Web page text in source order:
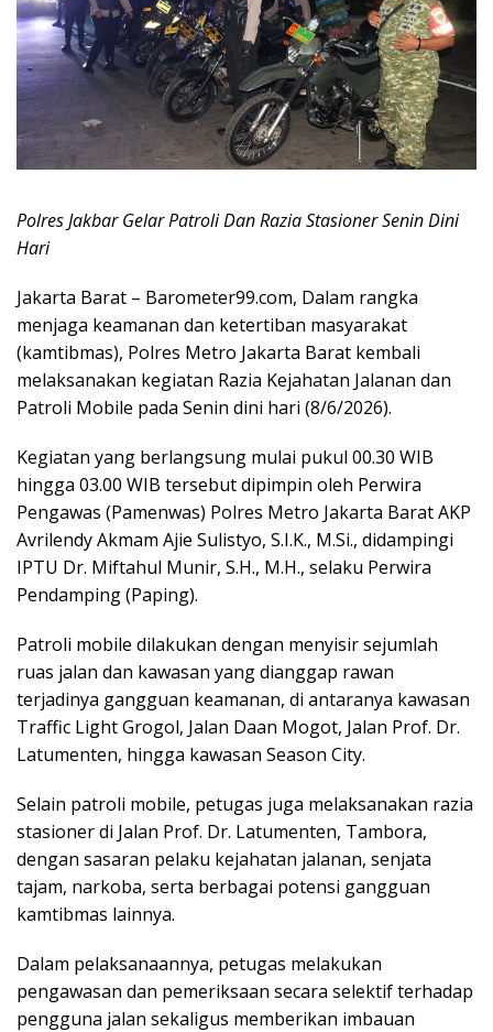
Polres Jakbar Gelar Patroli Dan Razia Stasioner Senin Dini
Hari
Jakarta Barat – Barometer99.com, Dalam rangka
menjaga keamanan dan ketertiban masyarakat
(kamtibmas), Polres Metro Jakarta Barat kembali
melaksanakan kegiatan Razia Kejahatan Jalanan dan
Patroli Mobile pada Senin dini hari (8/6/2026).
Kegiatan yang berlangsung mulai pukul 00.30 WIB
hingga 03.00 WIB tersebut dipimpin oleh Perwira
Pengawas (Pamenwas) Polres Metro Jakarta Barat AKP
Avrilendy Akmam Ajie Sulistyo, S.I.K., M.Si., didampingi
IPTU Dr. Miftahul Munir, S.H., M.H., selaku Perwira
Pendamping (Paping).
Patroli mobile dilakukan dengan menyisir sejumlah
ruas jalan dan kawasan yang dianggap rawan
terjadinya gangguan keamanan, di antaranya kawasan
Traffic Light Grogol, Jalan Daan Mogot, Jalan Prof. Dr.
Latumenten, hingga kawasan Season City.
Selain patroli mobile, petugas juga melaksanakan razia
stasioner di Jalan Prof. Dr. Latumenten, Tambora,
dengan sasaran pelaku kejahatan jalanan, senjata
tajam, narkoba, serta berbagai potensi gangguan
kamtibmas lainnya.
Dalam pelaksanaannya, petugas melakukan
pengawasan dan pemeriksaan secara selektif terhadap
pengguna jalan sekaligus memberikan imbauan